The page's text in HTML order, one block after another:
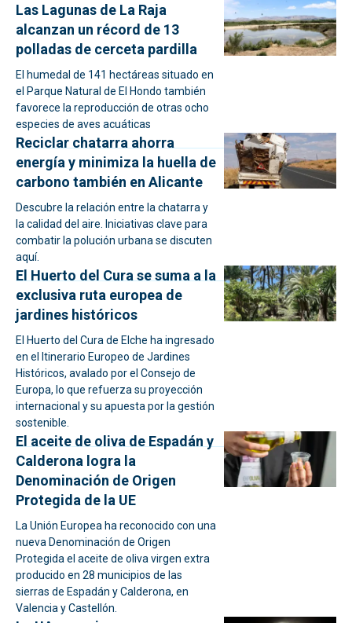
Las Lagunas de La Raja
alcanzan un récord de 13
polladas de cerceta pardilla
El humedal de 141 hectáreas situado en
el Parque Natural de El Hondo también
favorece la reproducción de otras ocho
especies de aves acuáticas
Reciclar chatarra ahorra
energía y minimiza la huella de
carbono también en Alicante
Descubre la relación entre la chatarra y
la calidad del aire. Iniciativas clave para
combatir la polución urbana se discuten
aquí.
El Huerto del Cura se suma a la
exclusiva ruta europea de
jardines históricos
El Huerto del Cura de Elche ha ingresado
en el Itinerario Europeo de Jardines
Históricos, avalado por el Consejo de
Europa, lo que refuerza su proyección
internacional y su apuesta por la gestión
sostenible.
El aceite de oliva de Espadán y
Calderona logra la
Denominación de Origen
Protegida de la UE
La Unión Europea ha reconocido con una
nueva Denominación de Origen
Protegida el aceite de oliva virgen extra
producido en 28 municipios de las
sierras de Espadán y Calderona, en
Valencia y Castellón.